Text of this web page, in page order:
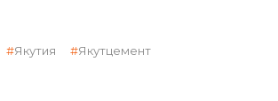
Якутия Якутцемент